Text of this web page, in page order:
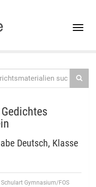
Toggle
Deutsch, Klasse
Schulart Gymnasium/FOS